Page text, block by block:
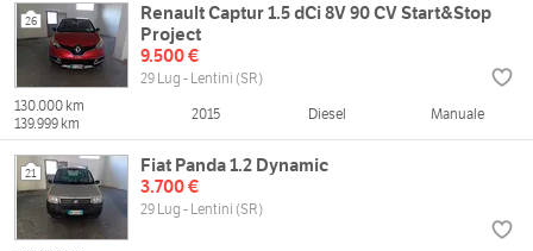
26
Renault Captur 1.5 dCi 8V 90 CV Start&Stop
Project
9.500 €
29 Lug - Lentini (SR)
130.000 km
139.999 km
2015 Diesel Manuale
21
Fiat Panda 1.2 Dynamic
3.700 €
29 Lug - Lentini (SR)